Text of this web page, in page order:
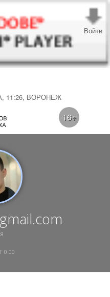
11:26, ВОРОНЕЖ
Войти
16+
0.00